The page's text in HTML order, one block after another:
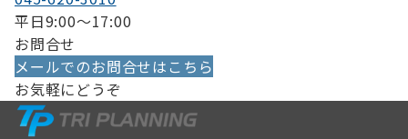
平日9:00〜17:00
お問合せ
メールでのお問合せはこちら
お気軽にどうぞ